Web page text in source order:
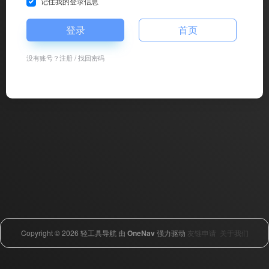
登录 首页
没有账号？注册/找回密码
Copyright © 2026 轻工具导航 由 OneNav强力驱动 友链申请 关于我们